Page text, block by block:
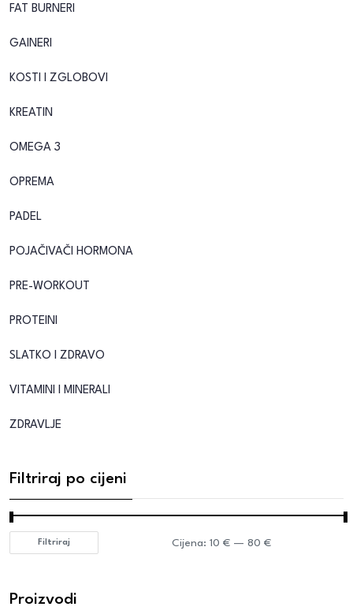
FAT BURNERI
GAINERI
KOSTI I ZGLOBOVI
KREATIN
OMEGA 3
OPREMA
PADEL
POJAČIVAČI HORMONA
PRE-WORKOUT
PROTEINI
SLATKO I ZDRAVO
VITAMINI I MINERALI
ZDRAVLJE
Filtriraj po cijeni
Filtriraj Cijena: 10 €— 80 €
Proizvodi